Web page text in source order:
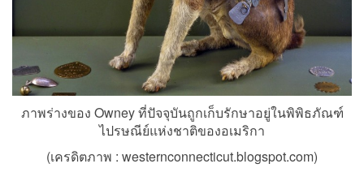
ภาพร่างของ Owney ที่ปัจจุบันถูกเก็บรักษาอยู่ในพิพิธภัณฑ์
ไปรษณีย์แห่งชาติของอเมริกา
(เครดิตภาพ : westernconnecticut.blogspot.com)